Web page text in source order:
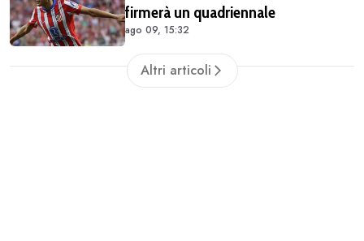
firmerà un quadriennale
ago 09, 15:32
Altri articoli